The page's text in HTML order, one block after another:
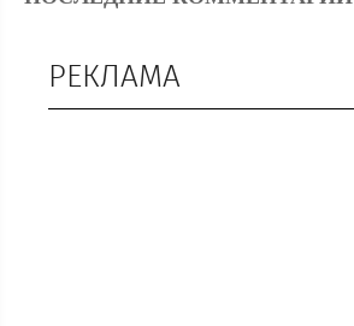
РЕКЛАМА